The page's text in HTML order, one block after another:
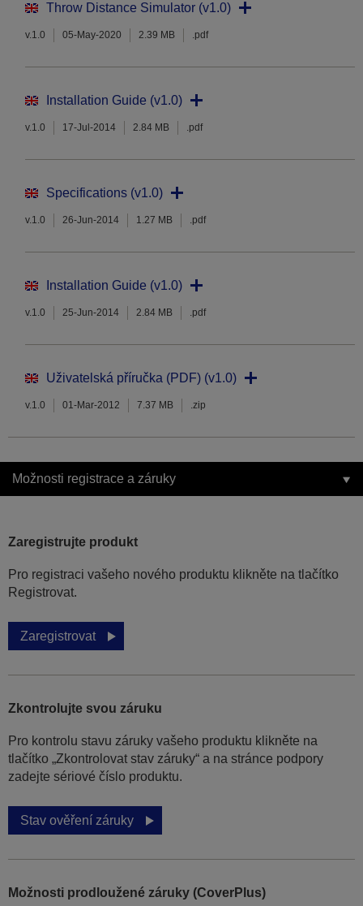
Throw Distance Simulator (v1.0)
v.1.0 05-May-2020 2.39 MB .pdf
Installation Guide (v1.0)
v.1.0 17-Jul-2014 2.84 MB .pdf
Specifications (v1.0)
v.1.0 26-Jun-2014 1.27 MB .pdf
Installation Guide (v1.0)
v.1.0 25-Jun-2014 2.84 MB .pdf
Uživatelská příručka (PDF) (v1.0)
v.1.0 01-Mar-2012 7.37 MB .zip
Možnosti registrace a záruky
Zaregistrujte produkt
Pro registraci vašeho nového produktu klikněte na tlačítko
Registrovat.
Zaregistrovat
Zkontrolujte svou záruku
Pro kontrolu stavu záruky vašeho produktu klikněte na
tlačítko „Zkontrolovat stav záruky“ a na stránce podpory
zadejte sériové číslo produktu.
Stav ověření záruky
Možnosti prodloužené záruky (CoverPlus)